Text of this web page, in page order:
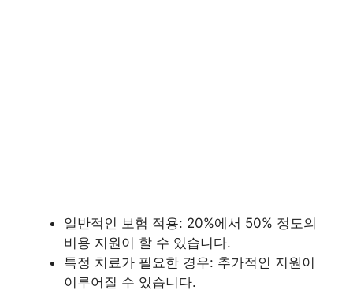
일반적인 보험 적용: 20%에서 50% 정도의
비용 지원이 할 수 있습니다.
특정 치료가 필요한 경우: 추가적인 지원이
이루어질 수 있습니다.